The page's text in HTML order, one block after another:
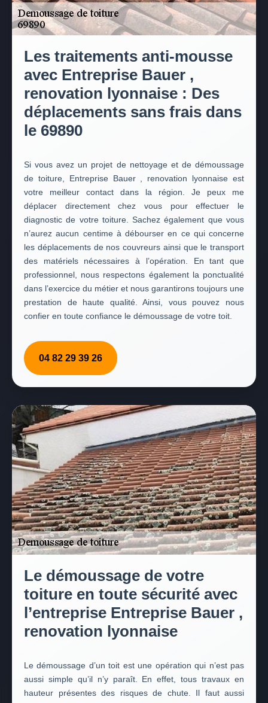
Les traitements anti-mousse
avec Entreprise Bauer ,
renovation lyonnaise : Des
déplacements sans frais dans
le 69890
Si vous avez un projet de nettoyage et de démoussage
de toiture, Entreprise Bauer , renovation lyonnaise est
votre meilleur contact dans la région. Je peux me
déplacer directement chez vous pour effectuer le
diagnostic de votre toiture. Sachez également que vous
n’aurez aucun centime à débourser en ce qui concerne
les déplacements de nos couvreurs ainsi que le transport
des matériels nécessaires à l’opération. En tant que
professionnel, nous respectons également la ponctualité
dans l’exercice du métier et nous garantirons toujours une
prestation de haute qualité. Ainsi, vous pouvez nous
confier en toute confiance le démoussage de votre toit.
04 82 29 39 26
Le démoussage de votre
toiture en toute sécurité avec
l’entreprise Entreprise Bauer ,
renovation lyonnaise
Le démoussage d’un toit est une opération qui n’est pas
aussi simple qu’il n’y paraît. En effet, tous travaux en
hauteur présentes des risques de chute. Il faut aussi